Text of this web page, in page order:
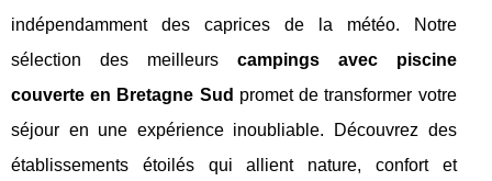
indépendamment des caprices de la météo. Notre
sélection des meilleurs campings avec piscine
couverte en Bretagne Sud promet de transformer votre
séjour en une expérience inoubliable. Découvrez des
établissements étoilés qui allient nature, confort et